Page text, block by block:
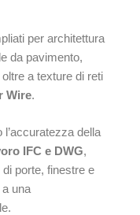
per architettura
da pavimento,
oltre a texture di reti
Wire.
della
IFC e DWG,
porte, finestre e
una